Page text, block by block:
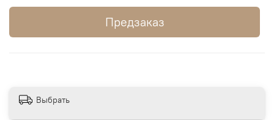
Предзаказ
Выбрать